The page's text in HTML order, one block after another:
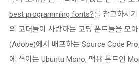
best programming fonts?를 참고하시
의 코더들이 사랑하는 코딩 폰트들을 모
(Adobe)에서 배포하는 Source Code
에 쓰이는 Ubuntu Mono, 맥용 폰트인